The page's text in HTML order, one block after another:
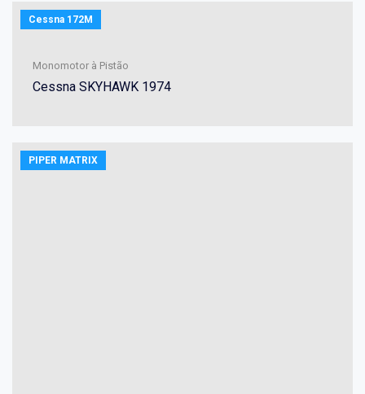
Cessna 172M
Monomotor à Pistão
Cessna SKYHAWK 1974
PIPER MATRIX